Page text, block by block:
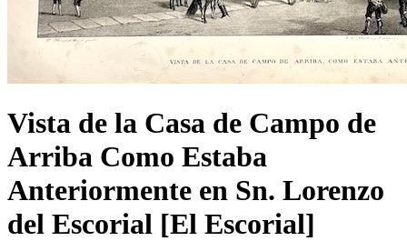
Vista de la Casa de Campo de
Arriba Como Estaba
Anteriormente en Sn. Lorenzo
del Escorial [El Escorial]